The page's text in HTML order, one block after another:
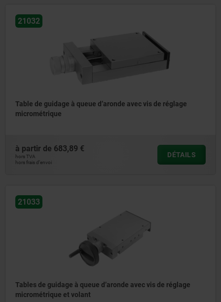
21032
Table de guidage à queue d’aronde avec vis de réglage
micrométrique
à partir de 683,89 €
hors TVA
hors frais d’envoi
DÉTAILS
21033
Tables de guidage à queue d’aronde avec vis de réglage
micrométrique et volant